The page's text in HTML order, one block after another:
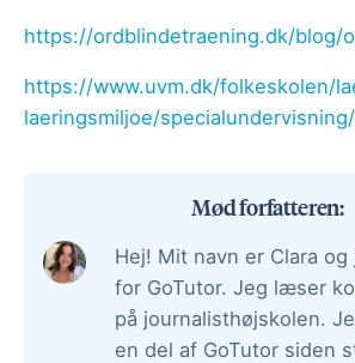
https://ordblindetraening.dk/blog/
https://www.uvm.dk/folkeskolen/
laeringsmiljoe/
Mød forfatteren:
Hej! Mit navn er Clara
for GoTutor. Jeg læser
på journalisthøjskolen.
en del af GoTutor siden